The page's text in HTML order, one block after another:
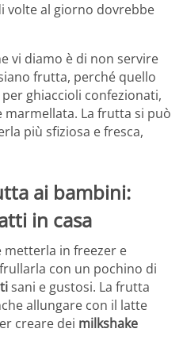
volte al giorno dovrebbe
vi diamo è di non servire
frutta, perché quello
ghiaccioli confezionati,
La frutta si può
più sfiziosa e fresca,
ai bambini:
in casa
in freezer e
con un pochino di
sani e gustosi. La frutta
allungare con il latte
creare dei milkshake